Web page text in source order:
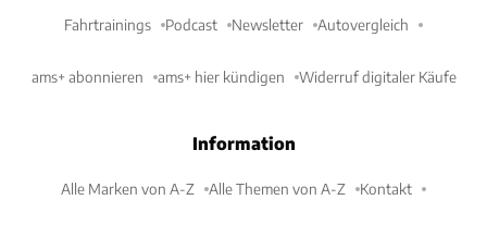
Fahrtrainings Podcast Newsletter Autovergleich
ams+ abonnieren ams+ hier kündigen Widerruf digitaler Käufe
Information
Alle Marken von A-Z Alle Themen von A-Z Kontakt